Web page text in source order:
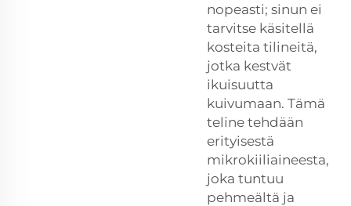
nopeasti; sinun ei
tarvitse käsitellä
kosteita tilineitä,
jotka kestvät
ikuisuutta
kuivumaan. Tämä
teline tehdään
erityisestä
mikrokiiliaineesta,
joka tuntuu
pehmeältä ja